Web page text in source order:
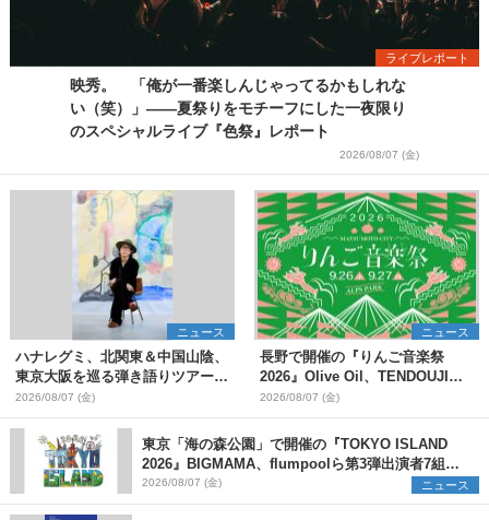
ライブレポート
映秀。 「俺が一番楽しんじゃってるかもしれな
い（笑）」――夏祭りをモチーフにした一夜限り
のスペシャルライブ『色祭』レポート
2026/08/07 (金)
ニュース
ハナレグミ、北関東＆中国山陰、
東京大阪を巡る弾き語りツアー10
月より開催決定
2026/08/07 (金)
ニュース
長野で開催の『りんご音楽祭
2026』Olive Oil、TENDOUJIら
第11弾出演アーティスト（16組）
を発表
2026/08/07 (金)
東京「海の森公園」で開催の『TOKYO ISLAND
2026』BIGMAMA、flumpoolら第3弾出演者7組を
発表 ワークショップ・アート出展者を募集
2026/08/07 (金) ニュース